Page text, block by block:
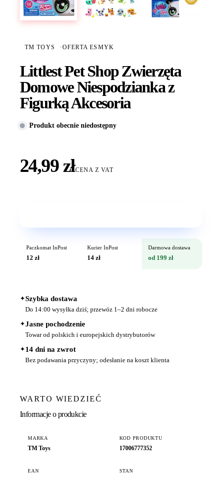
TM TOYS ·OFERTA ESMYK
Littlest Pet Shop Zwierzęta
Domowe Niespodzianka z
Figurką Akcesoria
Produkt obecnie niedostępny
24,99 złCENA Z VAT
Paczkomat InPost
12 zł
Kurier InPost
14 zł
Darmowa dostawa
od 199 zł
✦Szybka dostawa
Do 14:00 wysyłka dziś; przewóz 1–2 dni robocze
✦Jasne pochodzenie
Towar od polskich i europejskich dystrybutorów
✦14 dni na zwrot
Bez podawania przyczyny; odesłanie na koszt klienta
WARTO WIEDZIEĆ
Informacje o produkcie
MARKA
TM Toys
KOD PRODUKTU
17006777352
EAN STAN